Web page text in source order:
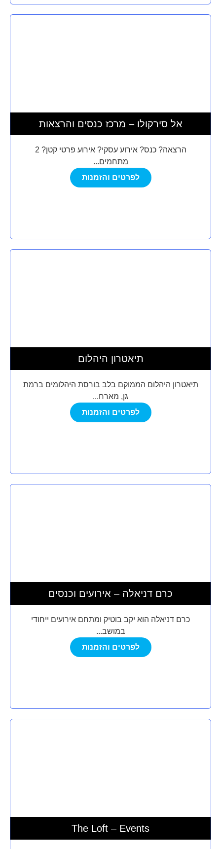
אל סירקולו – מרכז כנסים והרצאות
הרצאה? כנס? אירוע עסקי? אירוע פרטי קטן? 2
מתחמים...
לפרטים והזמנות
תיאטרון היהלום
תיאטרון היהלום הממוקם בלב בורסת היהלומים ברמת
גן, מארח...
לפרטים והזמנות
כרם דניאלה – אירועים וכנסים
כרם דניאלה הוא יקב בוטיק ומתחם אירועים ייחודי
במושב...
לפרטים והזמנות
The Loft – Events